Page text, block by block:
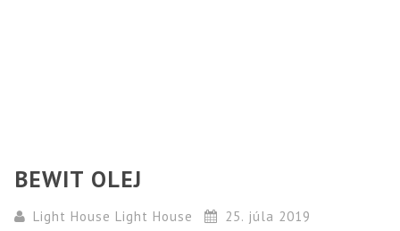
BEWIT OLEJ
Light House Light House
25. júla 2019